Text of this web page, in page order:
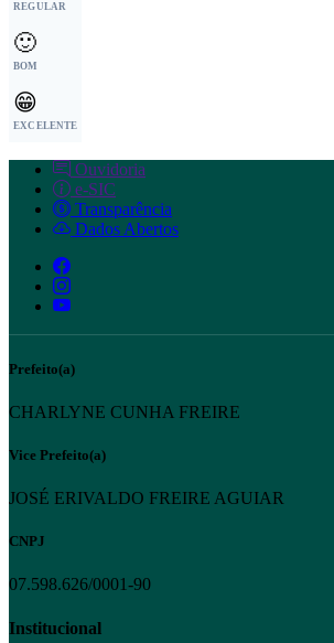
REGULAR
🙂
BOM
😁
EXCELENTE
Ouvidoria
e-SIC
Transparência
Dados Abertos
Prefeito(a)
CHARLYNE CUNHA FREIRE
Vice Prefeito(a)
JOSÉ ERIVALDO FREIRE AGUIAR
CNPJ
07.598.626/0001-90
Institucional